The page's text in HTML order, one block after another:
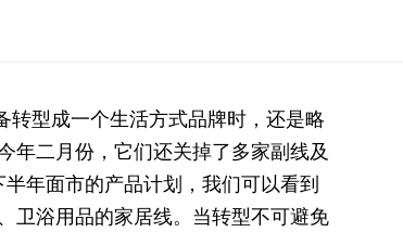
型成一个生活方式品牌时，还是略
二月份，它们还关掉了多家副线及
年面市的产品计划，我们可以看到
卫浴用品的家居线。当转型不可避免